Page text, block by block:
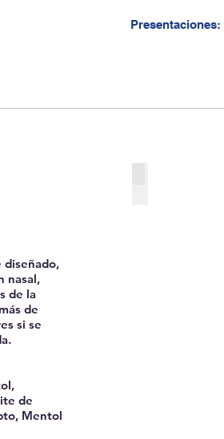
Presentaciones:
diseñado,
nasal,
de la
de
si se
de
Mentol